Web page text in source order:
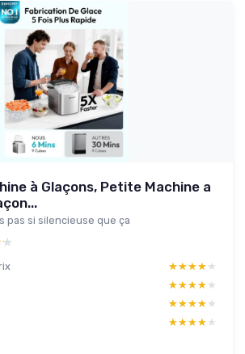
à Glaçons, Petite Machine a
pas si silencieuse que ça
★★★★★
★★★★★
★★★★★
★★★★★
★★★★★
★★★★★
★★★★★
★★★★★